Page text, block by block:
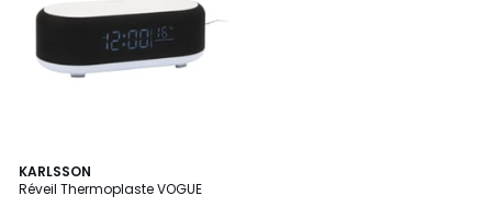
KARLSSON
Réveil Thermoplaste VOGUE
1
/
5
Couleurs